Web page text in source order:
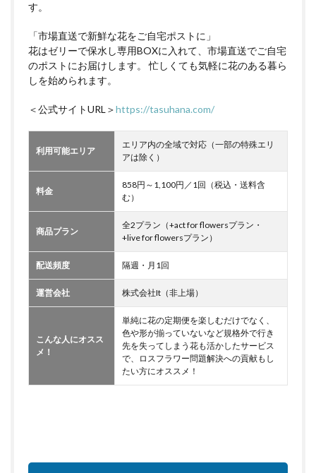
す。
「市場直送で新鮮な花をご自宅ポストに」
花はゼリーで保水し専用BOXに入れて、市場直送でご自宅
のポストにお届けします。 忙しくても気軽に花のある暮ら
しを始められます。
＜公式サイトURL＞https://tasuhana.com/
利用可能エリア
エリア内の全域で対応（一部の特殊エリ
アは除く）
料金
858円～1,100円／1回（税込・送料含
む）
商品プラン
全2プラン（+act for flowersプラン・
+live for flowersプラン）
配送頻度 隔週・月1回
運営会社 株式会社It（非上場）
こんな人にオスス
メ！
単純に花の定期便を楽しむだけでなく、
色や形が揃っていないなど規格外で行き
先を失ってしまう花も活かしたサービス
で、ロスフラワー問題解決への貢献もし
たい方にオススメ！